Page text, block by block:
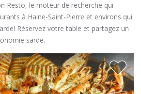
Resto, le moteur de recherche qui
à Haine-Saint-Pierre et environs qui
Réservez votre table et partagez un
sarde.